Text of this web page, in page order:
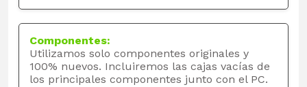
Componentes:
Utilizamos solo componentes originales y
100% nuevos. Incluiremos las cajas vacías de
los principales componentes junto con el PC.